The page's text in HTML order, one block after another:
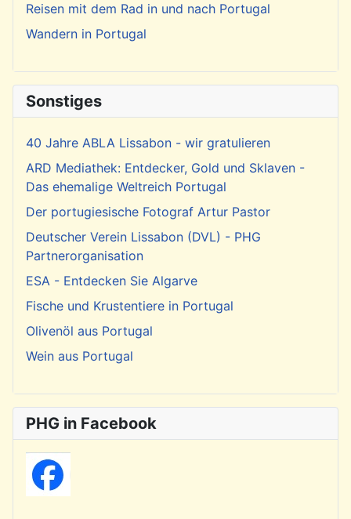
Reisen mit dem Rad in und nach Portugal
Wandern in Portugal
Sonstiges
40 Jahre ABLA Lissabon - wir gratulieren
ARD Mediathek: Entdecker, Gold und Sklaven -
Das ehemalige Weltreich Portugal
Der portugiesische Fotograf Artur Pastor
Deutscher Verein Lissabon (DVL) - PHG
Partnerorganisation
ESA - Entdecken Sie Algarve
Fische und Krustentiere in Portugal
Olivenöl aus Portugal
Wein aus Portugal
PHG in Facebook